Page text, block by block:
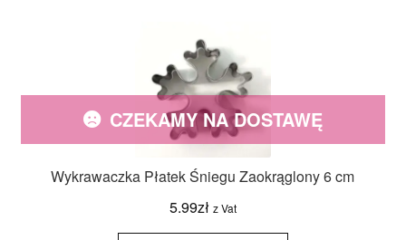
Wykrawaczka Płatek Śniegu Zaokrąglony 6 cm
5.99zł z Vat
CZEKAMY NA DOSTAWĘ
ilość